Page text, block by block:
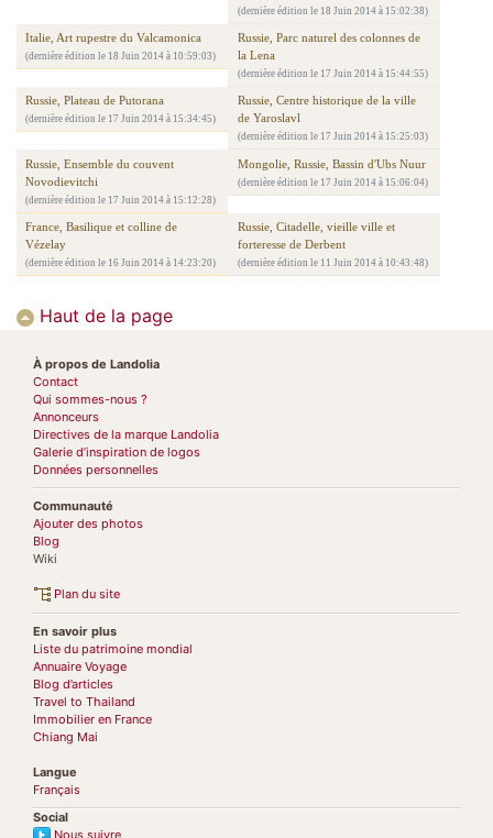
(dernière édition le 18 Juin 2014 à 15:02:38)
Italie, Art rupestre du Valcamonica
(dernière édition le 18 Juin 2014 à 10:59:03)
Russie, Parc naturel des colonnes de
la Lena
(dernière édition le 17 Juin 2014 à 15:44:55)
Russie, Plateau de Putorana
(dernière édition le 17 Juin 2014 à 15:34:45)
Russie, Centre historique de la ville
de Yaroslavl
(dernière édition le 17 Juin 2014 à 15:25:03)
Russie, Ensemble du couvent
Novodievitchi
(dernière édition le 17 Juin 2014 à 15:12:28)
Mongolie, Russie, Bassin d'Ubs Nuur
(dernière édition le 17 Juin 2014 à 15:06:04)
France, Basilique et colline de
Vézelay
(dernière édition le 16 Juin 2014 à 14:23:20)
Russie, Citadelle, vieille ville et
forteresse de Derbent
(dernière édition le 11 Juin 2014 à 10:43:48)
Haut de la page
À propos de Landolia
Contact
Qui sommes-nous ?
Annonceurs
Directives de la marque Landolia
Galerie d’inspiration de logos
Données personnelles
Communauté
Ajouter des photos
Blog
Wiki
Plan du site
En savoir plus
Liste du patrimoine mondial
Annuaire Voyage
Blog d’articles
Travel to Thailand
Immobilier en France
Chiang Mai
Langue
Français
Social
Nous suivre